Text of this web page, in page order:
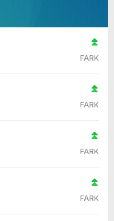
FARK
FARK
FARK
FARK